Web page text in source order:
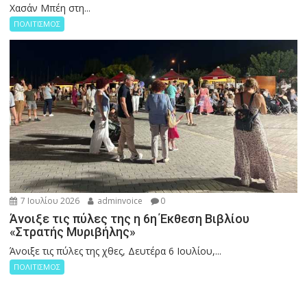
Χασάν Μπέη στη...
ΠΟΛΙΤΙΣΜΟΣ
7 Ιουλίου 2026 adminvoice 0
Άνοιξε τις πύλες της η 6η Έκθεση Βιβλίου
«Στρατής Μυριβήλης»
Άνοιξε τις πύλες της χθες, Δευτέρα 6 Ιουλίου,...
ΠΟΛΙΤΙΣΜΟΣ